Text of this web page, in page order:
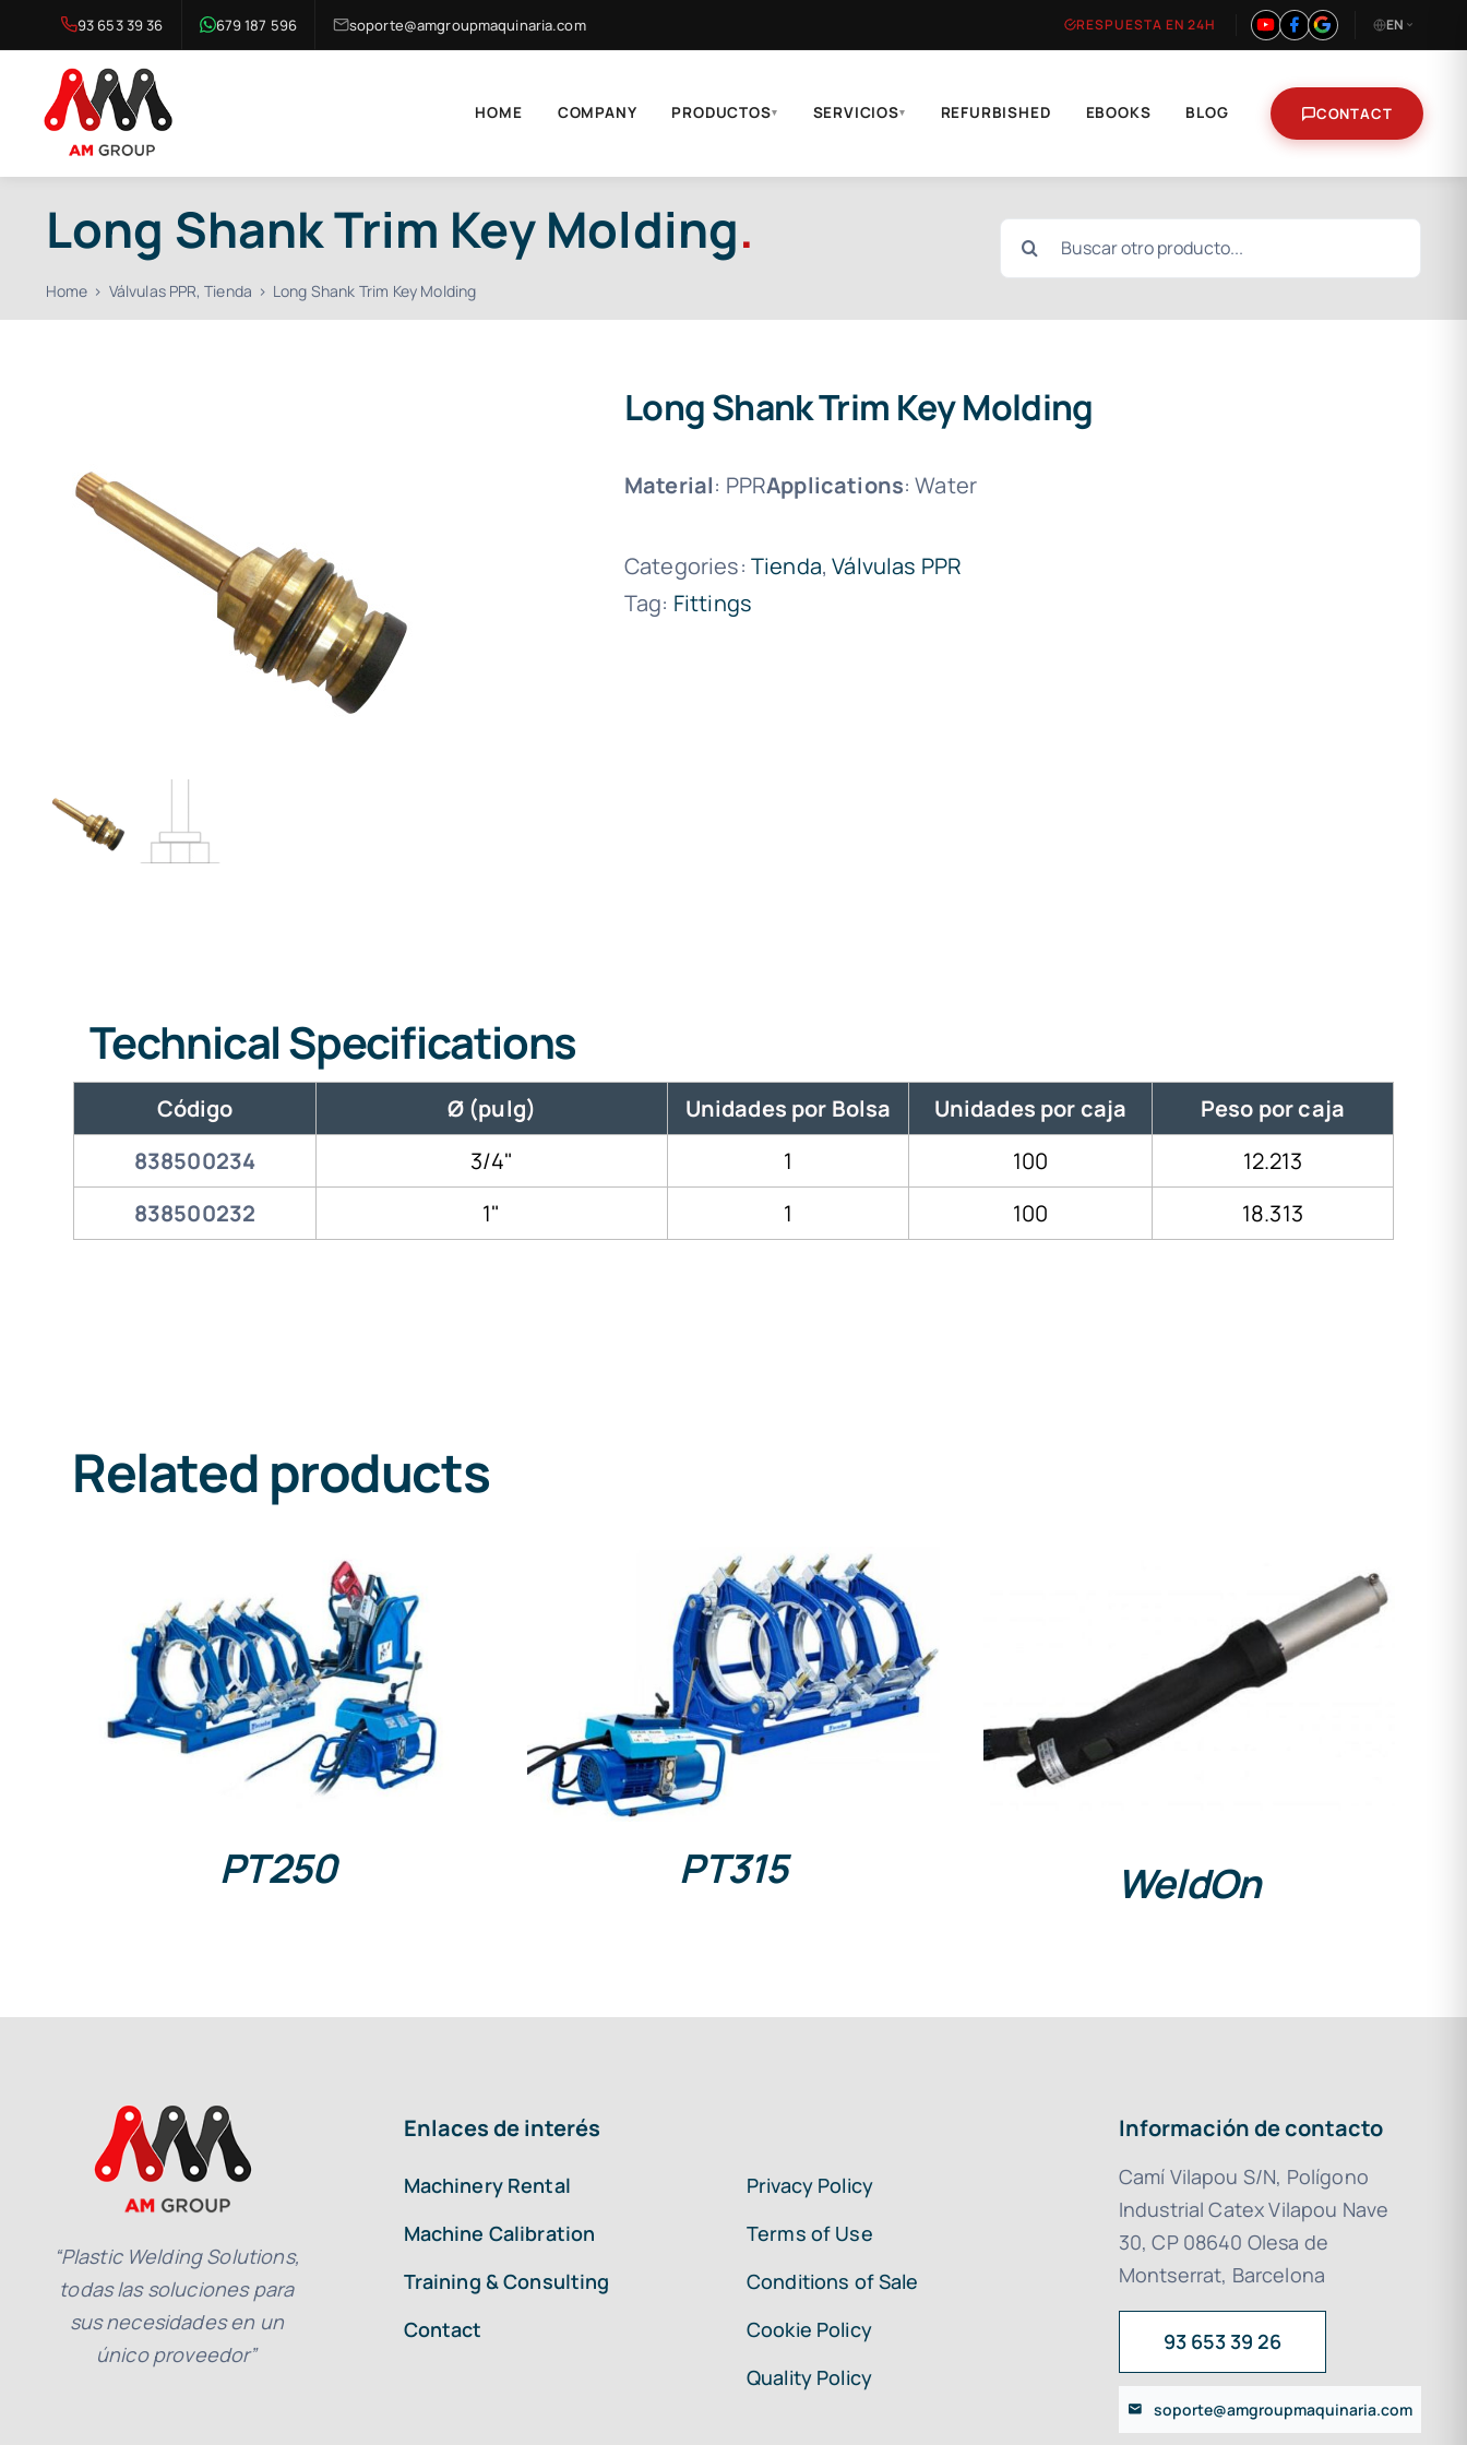
to
content
93 653 39 36 679 187 596 soporte@amgroupmaquinaria.com RESPUESTA EN 24H EN
HOME COMPANY PRODUCTOS▾ SERVICIOS▾ REFURBISHED EBOOKS BLOG CONTACT
Long Shank Trim Key Molding.
Home Válvulas PPR Tienda Long Shank Trim Key Molding
Search
for:
Long Shank Trim Key Molding
Material: PPRApplications: Water
Categories: Tienda,Válvulas PPR
Tag: Fittings
Technical Specifications
Código Ø (pulg) Unidades por Bolsa Unidades por caja
Peso por caja
838500234
3/4" 1 100
12.213
838500232
1" 1 100 18.313
Related products
DETAILS
PT250
DETAILS
PT315 WeldOn
“Plastic Welding Solutions,
todas las soluciones para
sus necesidades en un
único proveedor”
Enlaces de interés
Machinery Rental
Machine Calibration
Training & Consulting
Contact
Privacy Policy
Terms of Use
Conditions of Sale
Cookie Policy
Quality Policy
Información de contacto
Camí Vilapou S/N, Polígono
Industrial Catex Vilapou Nave
30, CP 08640 Olesa de
Montserrat, Barcelona
93 653 39 26
soporte@amgroupmaquinaria.com